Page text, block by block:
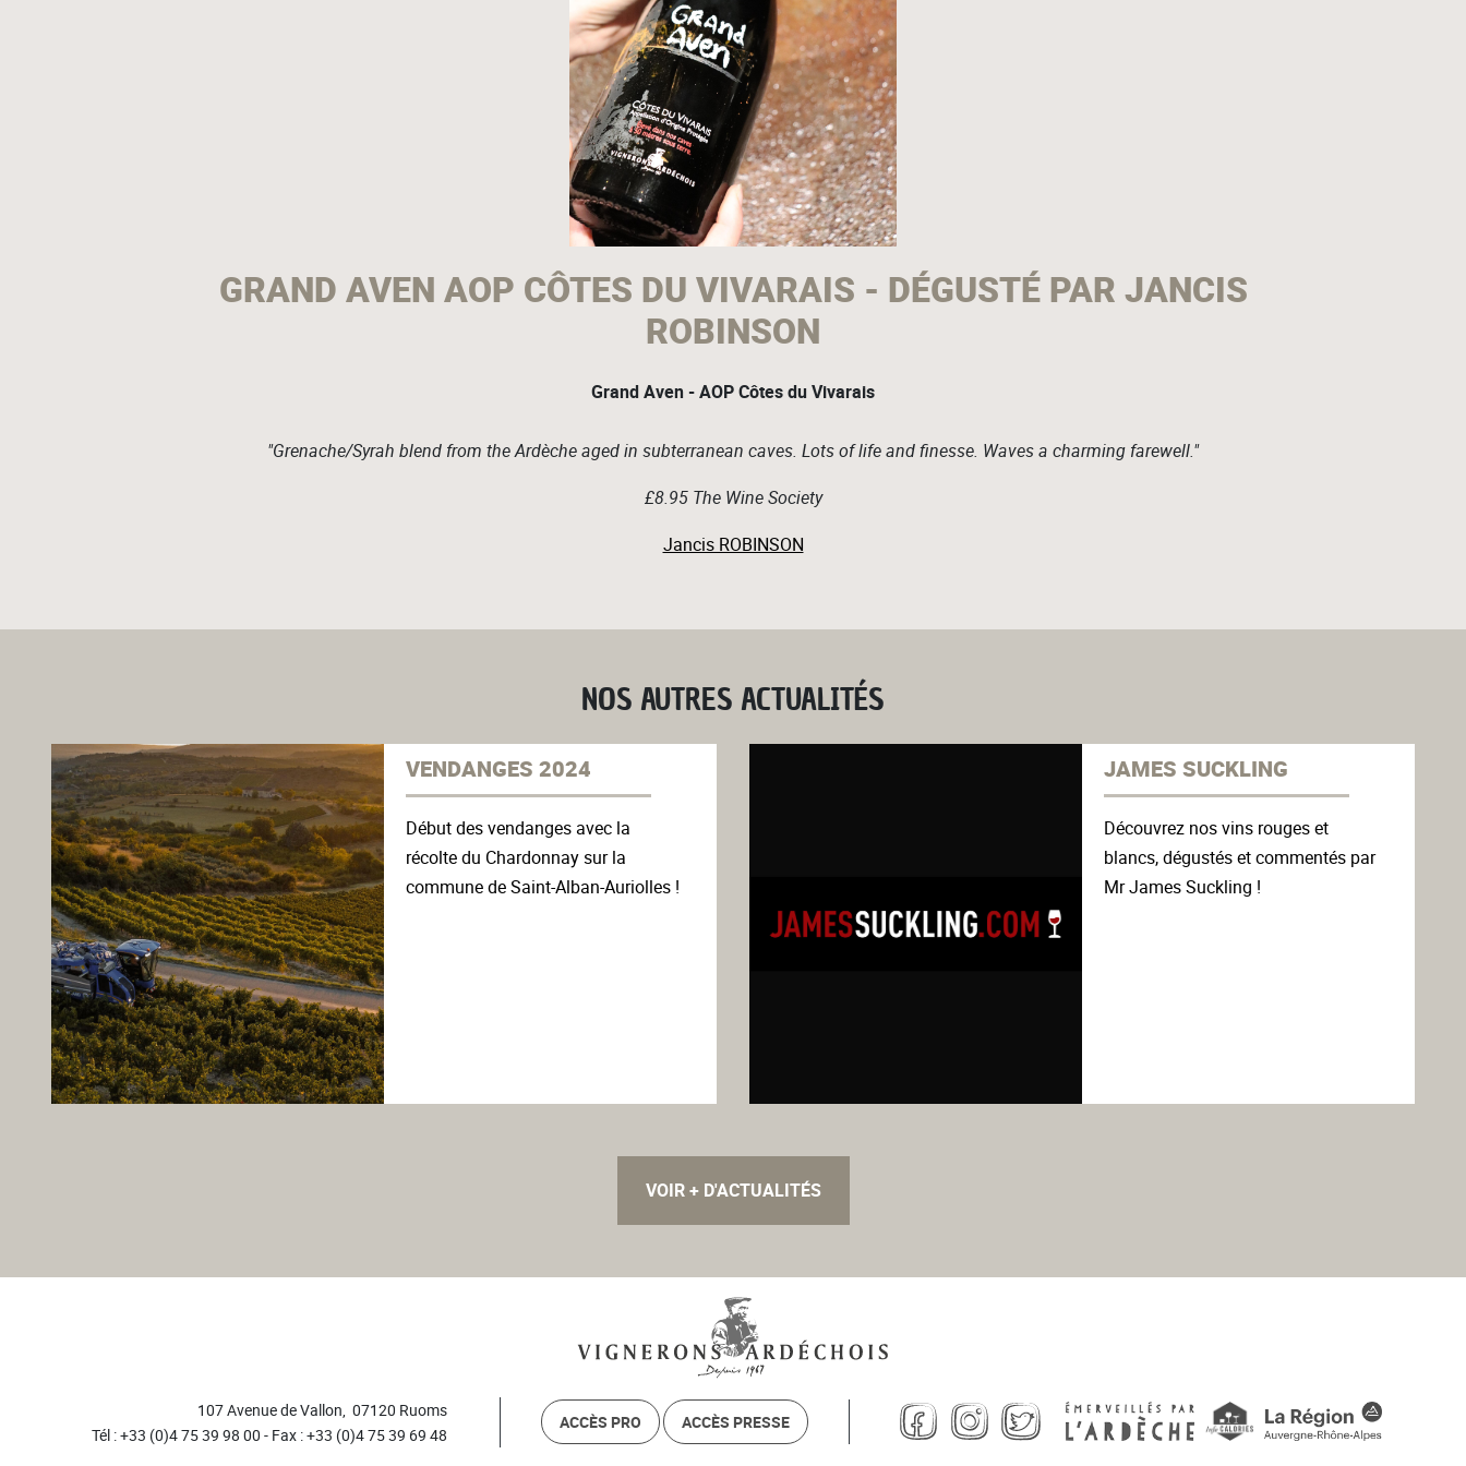
GRAND AVEN AOP CÔTES DU VIVARAIS - DÉGUSTÉ PAR JANCIS
ROBINSON
Grand Aven - AOP Côtes du Vivarais
"Grenache/Syrah blend from the Ardèche aged in subterranean caves. Lots of life and finesse. Waves a charming farewell."
£8.95 The Wine Society
Jancis ROBINSON
NOS AUTRES ACTUALITÉS
VENDANGES 2024
Début des vendanges avec la
récolte du Chardonnay sur la
commune de Saint-Alban-Auriolles !
JAMES SUCKLING
Découvrez nos vins rouges et
blancs, dégustés et commentés par
Mr James Suckling !
VOIR + D'ACTUALITÉS
107 Avenue de Vallon, 07120 Ruoms
Tél : +33 (0)4 75 39 98 00 - Fax : +33 (0)4 75 39 69 48
ACCÈS PRO ACCÈS PRESSE FacebookInstagramTwitter